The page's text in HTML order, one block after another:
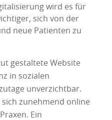
wird es für
sich von der
neue Patienten zu
gestaltete Website
in sozialen
unverzichtbar.
zunehmend online
Ein